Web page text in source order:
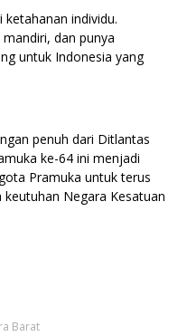
ketahanan individu.
dan punya
untuk Indonesia yang
penuh dari Ditlantas
ke-64 ini menjadi
Pramuka untuk terus
Negara Kesatuan
Barat